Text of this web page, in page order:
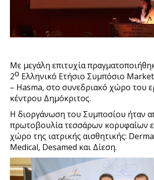
Με μεγάλη επιτυχία
2ο Ελληνικό Ετήσιο Συμπόσιο
– Hasma, στο συνεδριακό χώρο του
κέντρου Δημόκριτος.
Η διοργάνωση του Συμποσίου ήταν
πρωτοβουλία τεσσάρων κορυφαίων
χώρο της ιατρικής αισθητικής:
Medical, Desamed και Δίεση.